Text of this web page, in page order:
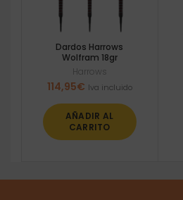
Dardos Harrows
Wolfram 18gr
Harrows
114,95€ Iva incluido
AÑADIR AL
CARRITO